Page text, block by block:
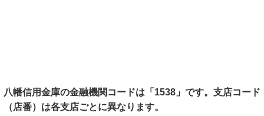
八幡信用金庫の金融機関コードは「1538」です。支店コード
（店番）は各支店ごとに異なります。